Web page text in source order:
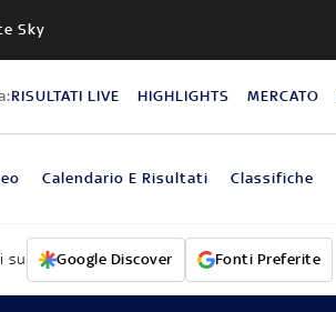
Sky
RISULTATI LIVE HIGHLIGHTS MERCATO
Calendario E Risultati Classifiche
su Google Discover Fonti Preferite